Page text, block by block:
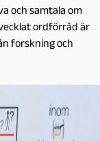
och samtala om
ordförråd är
forskning och